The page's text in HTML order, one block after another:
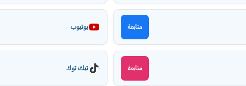
متابعة يوتيوب
متابعة تيك توك